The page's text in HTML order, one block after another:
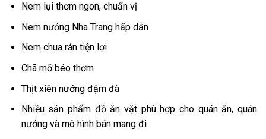
Nem lụi thơm ngon, chuẩn vị
Nem nướng Nha Trang hấp dẫn
Nem chua rán tiện lợi
Chã mỡ béo thơm
Thịt xiên nướng đậm đà
Nhiều sản phẩm đồ ăn vặt phù hợp cho quán ăn, quán
nướng và mô hình bán mang đi